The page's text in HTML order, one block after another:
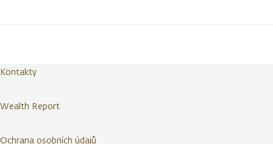
Kontakty
Wealth Report
Ochrana osobních údajů